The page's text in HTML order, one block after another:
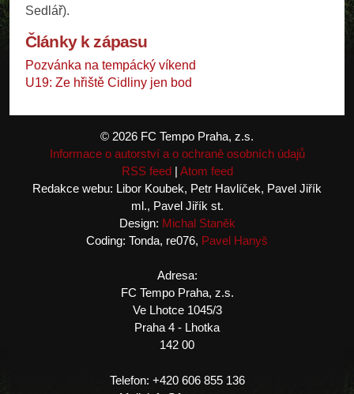
Sedlář).
Články k zápasu
Pozvánka na tempácký víkend
U19: Ze hřiště Cidliny jen bod
© 2026 FC Tempo Praha, z.s.
Informace o autorství a o ochraně osobních údajů
RSS feed| Atom feed
Redakce webu: Libor Koubek, Petr Havlíček, Pavel Jiřík
ml., Pavel Jiřík st.
Design: Michal Staněk
Coding: Tonda, re076, Pavel Hanyš
Adresa:
FC Tempo Praha, z.s.
Ve Lhotce 1045/3
Praha 4 - Lhotka
142 00
Telefon: +420 606 855 136